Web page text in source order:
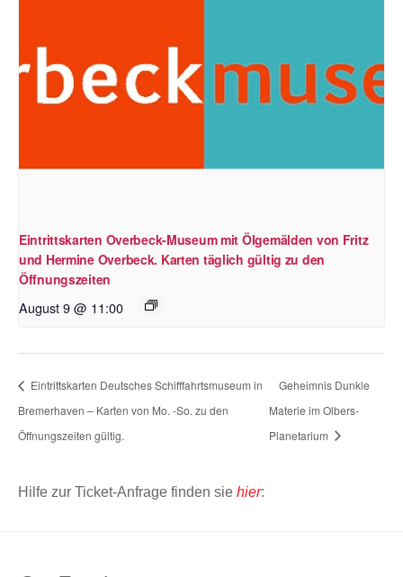
Eintrittskarten Overbeck-Museum mit Ölgemälden von Fritz
und Hermine Overbeck. Karten täglich gültig zu den
Öffnungszeiten
August 9 @ 11:00
Eintrittskarten Deutsches Schifffahrtsmuseum in
Bremerhaven – Karten von Mo. -So. zu den
Öffnungszeiten gültig.
Geheimnis Dunkle
Materie im Olbers-
Planetarium
Hilfe zur Ticket-Anfrage finden sie hier: